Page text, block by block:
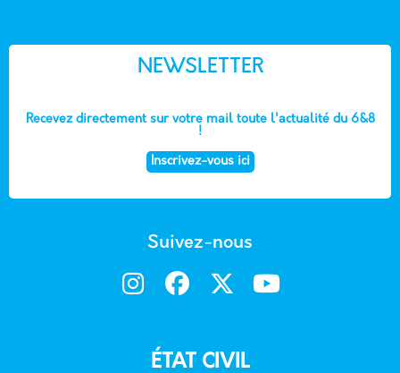
NEWSLETTER
Recevez directement sur votre mail toute l'actualité du 6&8
!
Inscrivez-vous ici
Suivez-nous
ÉTAT CIVIL